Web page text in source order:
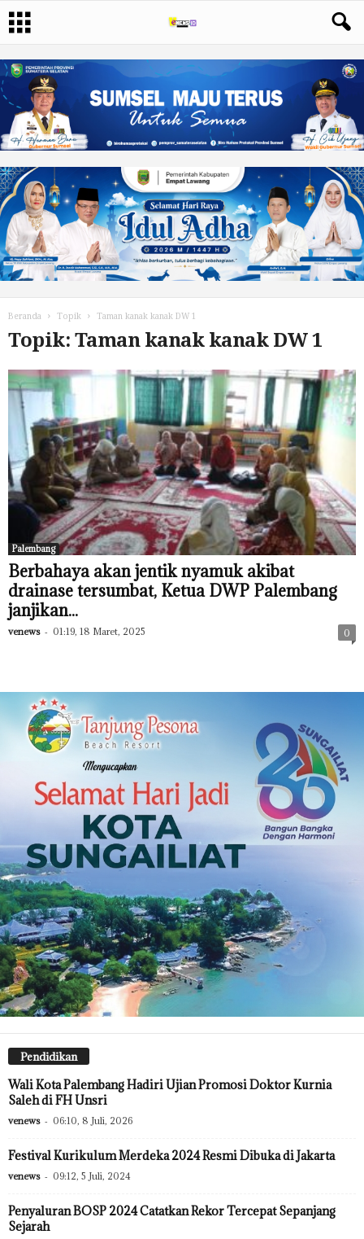
Beranda Topik Taman kanak kanak DW 1
Topik: Taman kanak kanak DW 1
Palembang
Berbahaya akan jentik nyamuk akibat
drainase tersumbat, Ketua DWP Palembang
janjikan...
venews - 01:19, 18 Maret, 2025 0
Pendidikan
Wali Kota Palembang Hadiri Ujian Promosi Doktor Kurnia
Saleh di FH Unsri
venews - 06:10, 8 Juli, 2026
Festival Kurikulum Merdeka 2024 Resmi Dibuka di Jakarta
venews - 09:12, 5 Juli, 2024
Penyaluran BOSP 2024 Catatkan Rekor Tercepat Sepanjang
Sejarah